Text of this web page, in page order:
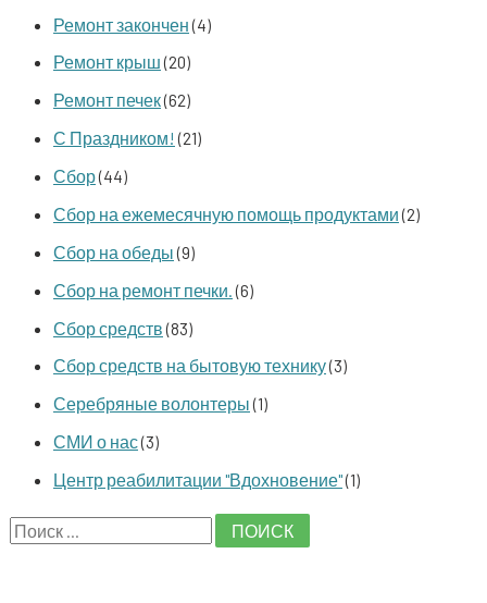
Ремонт закончен(4)
Ремонт крыш(20)
Ремонт печек(62)
С Праздником! (21)
Сбор(44)
Сбор на ежемесячную помощь продуктами(2)
Сбор на обеды(9)
Сбор на ремонт печки. (6)
Сбор средств(83)
Сбор средств на бытовую технику(3)
Серебряные волонтеры(1)
СМИ о нас(3)
Центр реабилитации "Вдохновение"(1)
S